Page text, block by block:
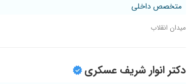
متخصص داخلی
میدان انقلاب
دکتر انوار شریف عسکری